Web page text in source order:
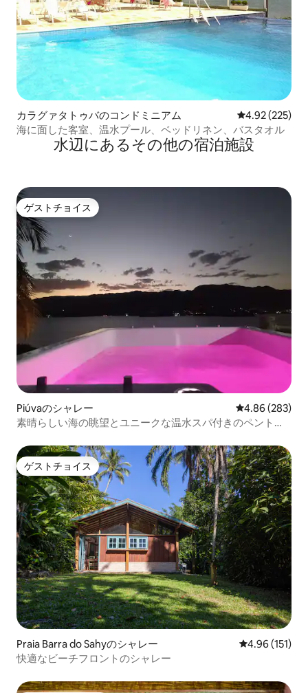
カラグァタトゥバのコンドミニアム レビュー225
4.92 (225)
海に面した客室、温水プール、ベッドリネン、バスタオル
水辺にあるその他の宿泊施設
ゲストチョイス
ゲストチョイス
Piúvaのシャレー レビュー283
4.86 (283)
素晴らしい海の眺望とユニークな温水スパ付きのペントハ
ゲストチョイス
ゲストチョイス
Praia Barra do Sahyのシャレー レビュー151
4.96 (151)
快適なビーチフロントのシャレー